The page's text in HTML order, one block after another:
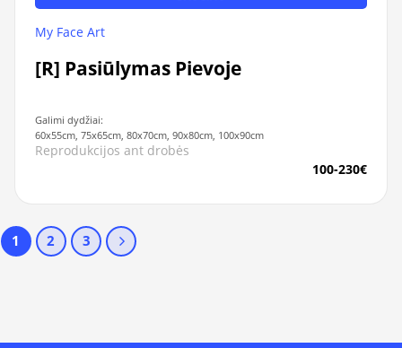
My Face Art
[R] Pasiūlymas Pievoje
Galimi dydžiai:
60x55cm, 75x65cm, 80x70cm, 90x80cm, 100x90cm
Reprodukcijos ant drobės
100-230€
1 2 3